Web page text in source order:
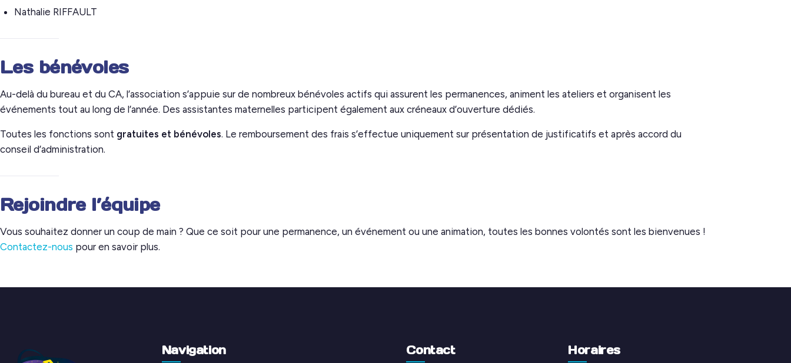
Nathalie RIFFAULT
Les bénévoles
Au-delà du bureau et du CA, l’association s’appuie sur de nombreux bénévoles actifs qui assurent les permanences, animent les ateliers et organisent les
événements tout au long de l’année. Des assistantes maternelles participent également aux créneaux d’ouverture dédiés.
Toutes les fonctions sont gratuites et bénévoles. Le remboursement des frais s’effectue uniquement sur présentation de justificatifs et après accord du
conseil d’administration.
Rejoindre l’équipe
Vous souhaitez donner un coup de main ? Que ce soit pour une permanence, un événement ou une animation, toutes les bonnes volontés sont les bienvenues !
Contactez-nous pour en savoir plus.
Navigation Contact Horaires